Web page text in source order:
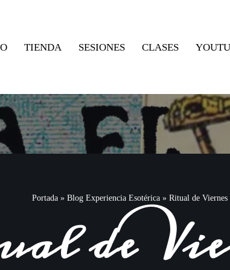
TIENDA SESIONES CLASES
Portada » Blog Experiencia Esotérica » Ritual de Viernes
de